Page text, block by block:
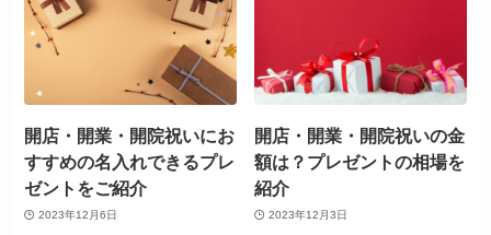
開店・開業・開院祝いにお
すすめの名入れできるプレ
ゼントをご紹介
2023年12月6日
開店・開業・開院祝いの金
額は？プレゼントの相場を
紹介
2023年12月3日